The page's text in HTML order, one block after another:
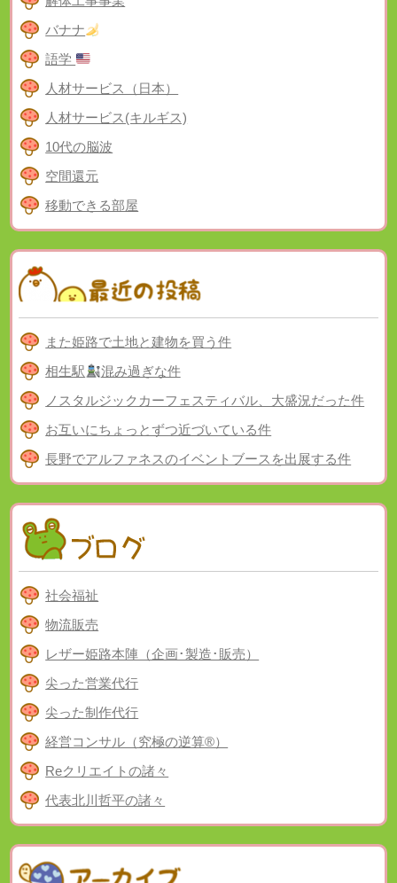
バナナ
語学
人材サービス（日本）
人材サービス(キルギス)
10代の脳波
空間還元
移動できる部屋
また姫路で土地と建物を買う件
相生駅
混み過ぎな件
ノスタルジックカーフェスティバル、大盛況だった件
お互いにちょっとずつ近づいている件
長野でアルファネスのイベントブースを出展する件
社会福祉
物流販売
レザー姫路本陣（企画･製造･販売）
尖った営業代行
尖った制作代行
経営コンサル（究極の逆算®）
Reクリエイトの諸々
代表北川哲平の諸々